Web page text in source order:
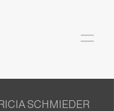
SCHMIEDER